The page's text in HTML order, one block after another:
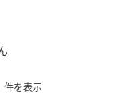
件を表示